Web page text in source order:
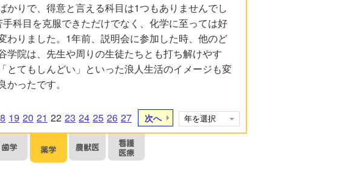
かりで、得意と言える科目は1つもありませんでし
科目を克服できただけでなく、化学に至っては好
わりました。1年前、説明会に参加した時、他のど
院は、先生や周りの生徒たちとも打ち解けやす
とてもしんどい」といった浪人生活のイメージも変
ったです。
19 20 21 22 23 24 25 26 27 次へ